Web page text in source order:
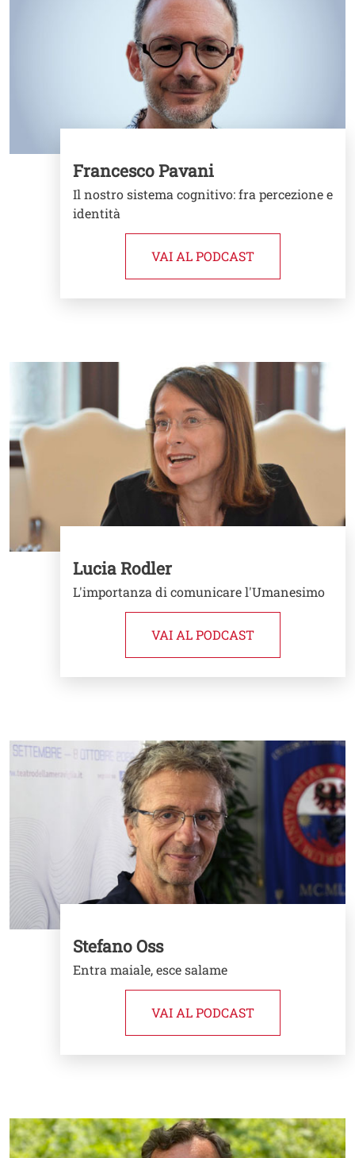
Francesco Pavani
Il nostro sistema cognitivo: fra percezione e
identità
VAI AL PODCAST
Lucia Rodler
L'importanza di comunicare l'Umanesimo
VAI AL PODCAST
Image
Stefano Oss
Entra maiale, esce salame
VAI AL PODCAST
Image